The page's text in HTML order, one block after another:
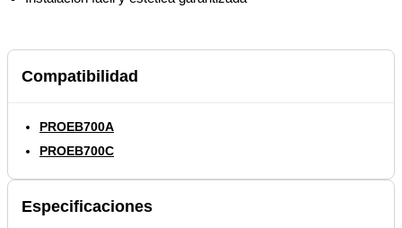
Compatibilidad
PROEB700A
PROEB700C
Especificaciones